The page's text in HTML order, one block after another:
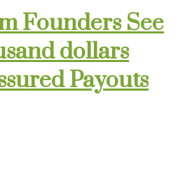
Founders See
dollars
Payouts